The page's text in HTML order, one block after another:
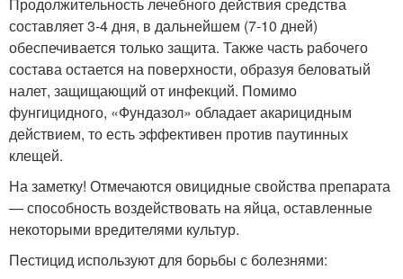
составляет 3-4 дня, в дальнейшем (7-10 дней)
обеспечивается только защита. Также часть рабочего
состава остается на поверхности, образуя беловатый
налет, защищающий от инфекций. Помимо
фунгицидного, «Фундазол» обладает акарицидным
действием, то есть эффективен против паутинных
клещей.
На заметку! Отмечаются овицидные свойства препарата
— способность воздействовать на яйца, оставленные
некоторыми вредителями культур.
Пестицид используют для борьбы с болезнями: